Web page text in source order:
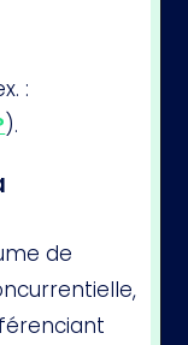
:
).
de